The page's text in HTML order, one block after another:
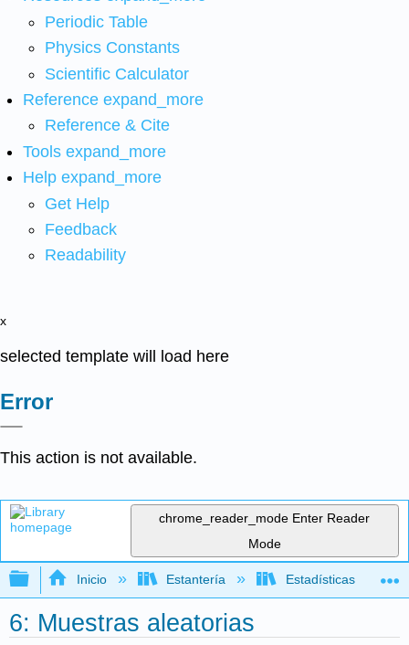
Periodic Table
Physics Constants
Scientific Calculator
Reference expand_more
Reference & Cite
Tools expand_more
Help expand_more
Get Help
Feedback
Readability
x
selected template will load here
Error
This action is not available.
chrome_reader_mode Enter Reader
Mode
Expandir/contraer jerarquía global
Inicio Estantería Estadísticas
6: Muestras aleatorias